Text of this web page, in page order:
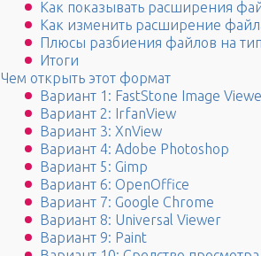
Как показывать расширения
Как изменить расширение
Плюсы разбиения файлов на
Итоги
Чем открыть этот формат
Вариант 1: FastStone Image
Вариант 2: IrfanView
Вариант 3: XnView
Вариант 4: Adobe Photoshop
Вариант 5: Gimp
Вариант 6: OpenOffice
Вариант 7: Google Chrome
Вариант 8: Universal Viewer
Вариант 9: Paint